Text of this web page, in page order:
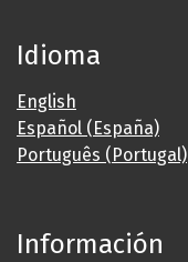
Idioma
English
Español (España)
Português (Portugal)
Información